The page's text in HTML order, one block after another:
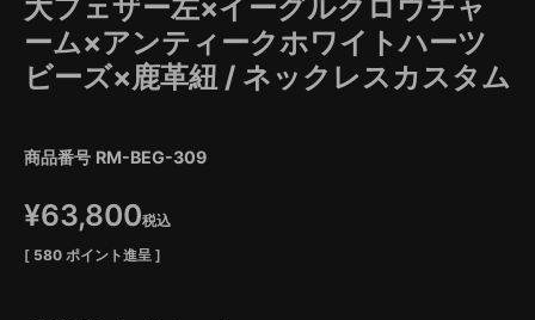
大フェザー左×イーグルクロウチャ
ーム×アンティークホワイトハーツ
ビーズ×鹿革紐 / ネックレスカスタム
商品番号 RM-BEG-309
¥63,800税込
[ 580 ポイント進呈 ]